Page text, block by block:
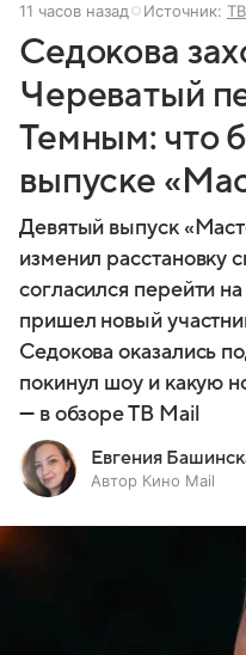
11 часов назад Источник:
Седокова
Череватый
Темным: что
выпуске
Девятый выпуск
изменил расстановку
согласился перейти
пришел новый
Седокова оказались
покинул шоу и какую
— в обзоре ТВ Mail
Евгения
Автор Кино Mail